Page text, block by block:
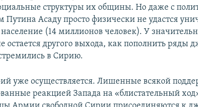
структуры их общины. Но даже с
Асаду просто физически не удастся
(14 миллионов человек). У
остается другого выхода, как пополнить ряды
в Сирию.
уже осуществляется. Лишенные всякой
реакцией Запада на «блистательный